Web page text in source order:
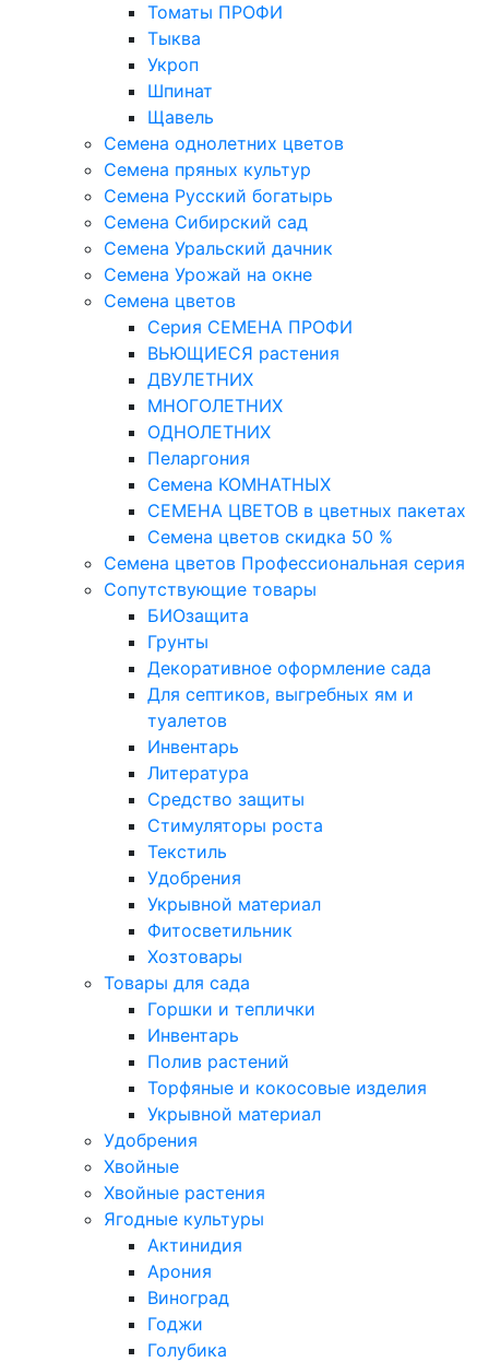
Томаты ПРОФИ
Тыква
Укроп
Шпинат
Щавель
Семена однолетних цветов
Семена пряных культур
Семена Русский богатырь
Семена Сибирский сад
Семена Уральский дачник
Семена Урожай на окне
Семена цветов
Cерия CЕМЕНА ПРОФИ
ВЬЮЩИЕСЯ растения
ДВУЛЕТНИХ
МНОГОЛЕТНИХ
ОДНОЛЕТНИХ
Пеларгония
Семена КОМНАТНЫХ
СЕМЕНА ЦВЕТОВ в цветных пакетах
Семена цветов скидка 50 %
Семена цветов Профессиональная серия
Сопутствующие товары
БИОзащита
Грунты
Декоративное оформление сада
Для септиков, выгребных ям и
туалетов
Инвентарь
Литература
Средство защиты
Стимуляторы роста
Текстиль
Удобрения
Укрывной материал
Фитосветильник
Хозтовары
Товары для сада
Горшки и теплички
Инвентарь
Полив растений
Торфяные и кокосовые изделия
Укрывной материал
Удобрения
Хвойные
Хвойные растения
Ягодные культуры
Актинидия
Арония
Виноград
Годжи
Голубика